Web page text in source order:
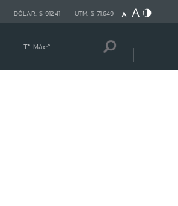
DÓLAR: $ 912,41 UTM: $ 71.649
Tª Máx:º